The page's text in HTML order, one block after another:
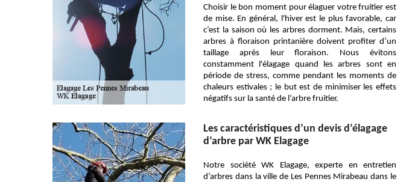
Choisir le bon moment pour élaguer votre fruitier est
de mise. En général, l'hiver est le plus favorable, car
c’est la saison où les arbres dorment. Mais, certains
arbres à floraison printanière doivent profiter d’un
taillage après leur floraison. Nous évitons
constamment l'élagage quand les arbres sont en
période de stress, comme pendant les moments de
chaleurs estivales ; le but est de minimiser les effets
négatifs sur la santé de l’arbre fruitier.
Les caractéristiques d’un devis d’élagage
d’arbre par WK Elagage
Notre société WK Elagage, experte en entretien
d’arbres dans la ville de Les Pennes Mirabeau dans le